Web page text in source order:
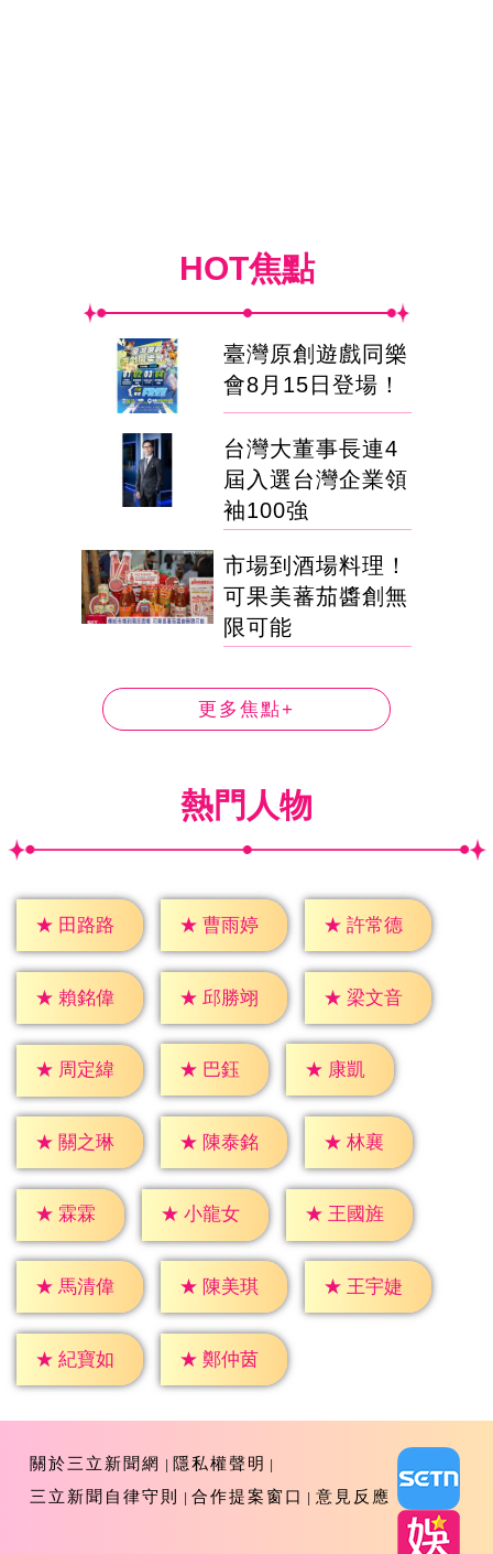
HOT焦點
臺灣原創遊戲同樂
會8月15日登場！
台灣大董事長連4
屆入選台灣企業領
袖100強
市場到酒場料理！
可果美蕃茄醬創無
限可能
更多焦點+
熱門人物
★ 田路路 ★ 曹雨婷 ★ 許常德
★ 賴銘偉 ★ 邱勝翊 ★ 梁文音
★ 周定緯 ★ 巴鈺 ★ 康凱
★ 關之琳 ★ 陳泰銘 ★ 林襄
★ 霖霖 ★ 小龍女 ★ 王國旌
★ 馬清偉 ★ 陳美琪 ★ 王宇婕
★ 紀寶如 ★ 鄭仲茵
關於三立新聞網
隱私權聲明
三立新聞自律守則
合作提案窗口 意見反應